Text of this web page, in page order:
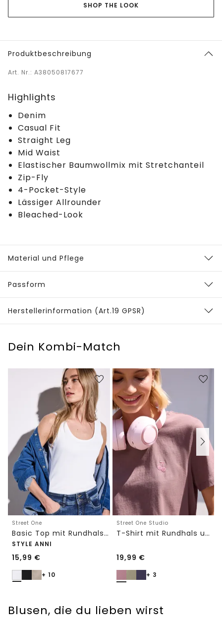
SHOP THE LOOK
Produktbeschreibung
Art. Nr.: A38050817677
Highlights
Denim
Casual Fit
Straight Leg
Mid Waist
Elastischer Baumwollmix mit Stretchanteil
Zip-Fly
4-Pocket-Style
Lässiger Allrounder
Bleached-Look
Material und Pflege
Passform
Herstellerinformation (Art.19 GPSR)
Dein Kombi-Match
Street One
Basic Top mit Rundhals in Unifarbe
STYLE ANNI
15,99 €
+ 10
Street One Studio
T-Shirt mit Rundhals und Embroidery-Detail
19,99 €
+ 3
Blusen, die du lieben wirst